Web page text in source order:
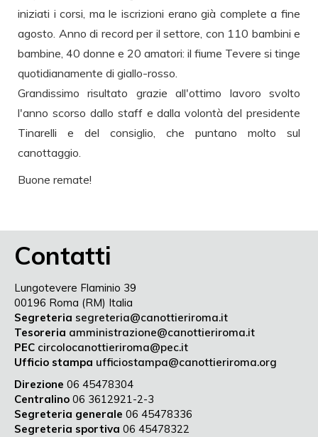
iniziati i corsi, ma le iscrizioni erano già complete a fine
agosto. Anno di record per il settore, con 110 bambini e
bambine, 40 donne e 20 amatori: il fiume Tevere si tinge
quotidianamente di giallo-rosso.
Grandissimo risultato grazie all'ottimo lavoro svolto
l'anno scorso dallo staff e dalla volontà del presidente
Tinarelli e del consiglio, che puntano molto sul
canottaggio.
Buone remate!
Contatti
Lungotevere Flaminio 39
00196 Roma (RM) Italia
Segreteria segreteria@canottieriroma.it
Tesoreria amministrazione@canottieriroma.it
PEC circolocanottieriroma@pec.it
Ufficio stampa ufficiostampa@canottieriroma.org
Direzione 06 45478304
Centralino 06 3612921-2-3
Segreteria generale 06 45478336
Segreteria sportiva 06 45478322